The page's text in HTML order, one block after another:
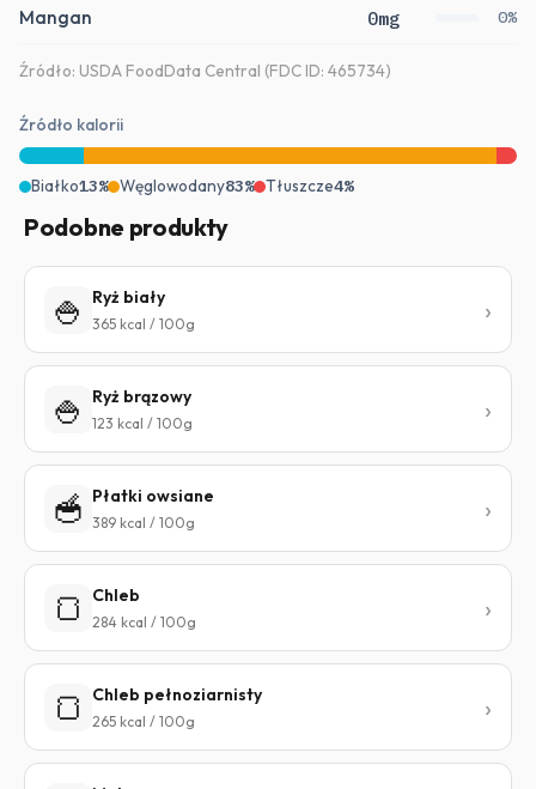
Mangan 0mg 0%
Źródło: USDA FoodData Central (FDC ID: 465734)
Źródło kalorii
Białko13% Węglowodany83% Tłuszcze4%
Podobne produkty
🍚 Ryż biały
365 kcal / 100g
🍚 Ryż brązowy
123 kcal / 100g
🥣 Płatki owsiane
389 kcal / 100g
🍞 Chleb
284 kcal / 100g
🍞 Chleb pełnoziarnisty
265 kcal / 100g